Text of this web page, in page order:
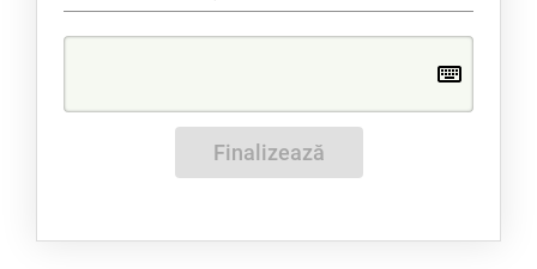
Finalizează